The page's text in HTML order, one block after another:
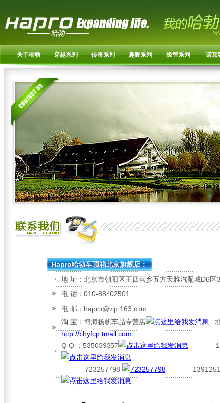
关于哈勃 穿越系列 传奇系列 趣野系列 极智系列 诺顶
Hapro哈勃车顶箱北京旗舰店：
地 址：北京市朝阳区王四营乡五方天雅汽配城D6区
电 话：010-88402501
电 邮：hapro@vip.163.com
淘 宝：博海扬帆车品专营店
http://bhyfcp.tmall.com
Q Q ：535039357
723257798